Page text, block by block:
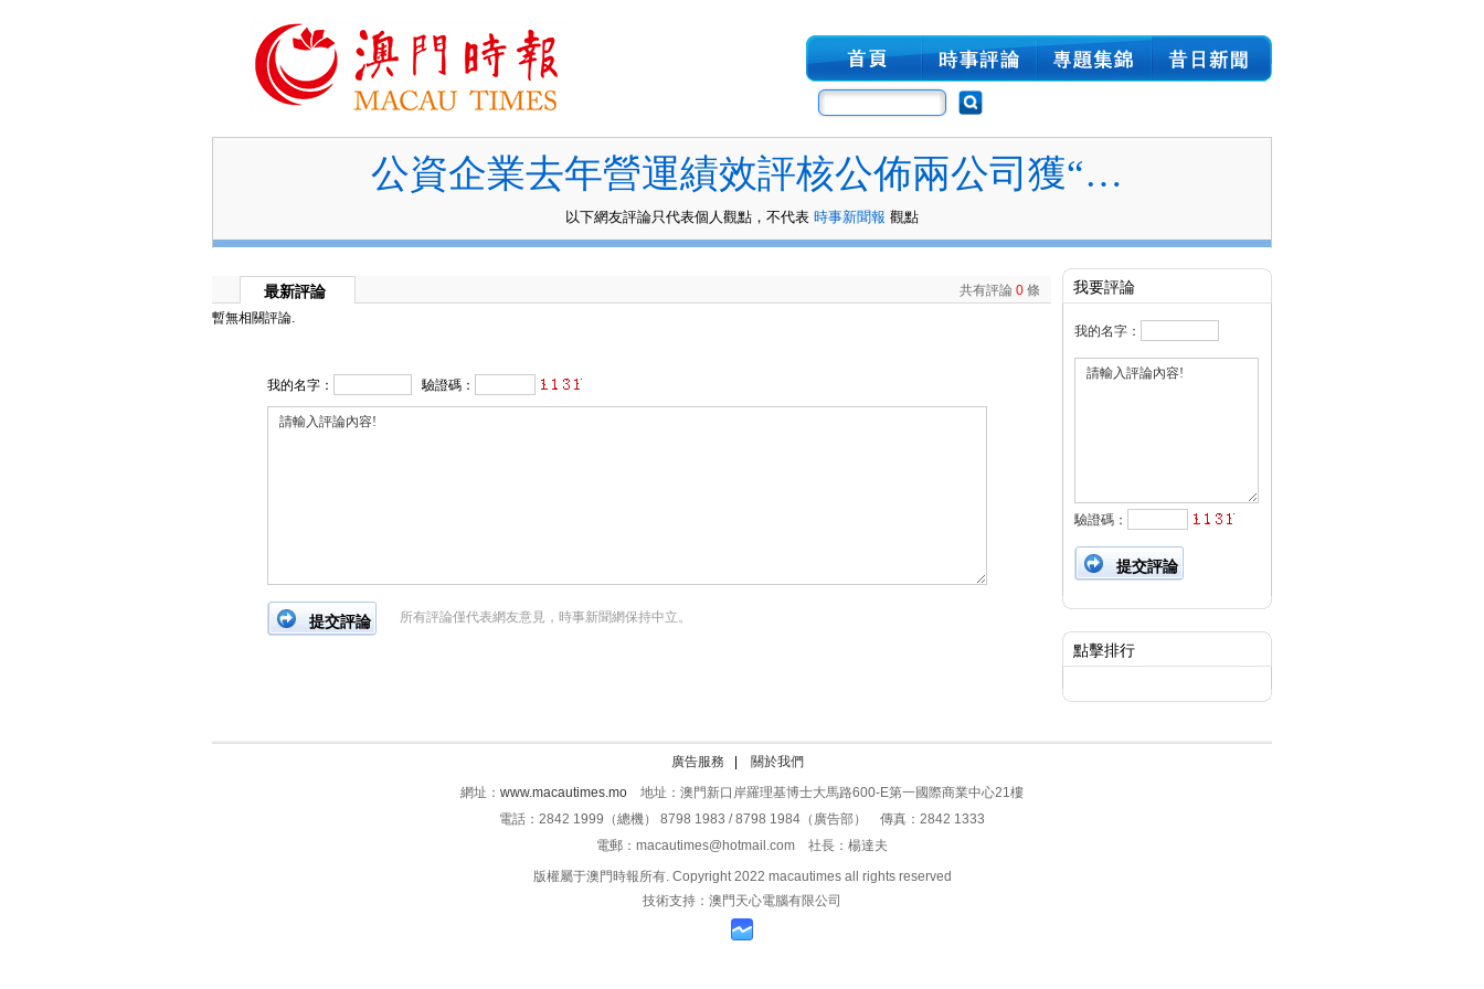
公資企業去年營運績效評核公佈兩公司獲“…
以下網友評論只代表個人觀點，不代表 時事新聞報 觀點
最新評論 共有評論 0 條
暫無相關評論.
我的名字： 驗證碼：
所有評論僅代表網友意見，時事新聞網保持中立。
我要評論
我的名字：
驗證碼：
點擊排行
廣告服務
關於我們
網址： www.macautimes.mo 地址：澳門新口岸羅理基博士大馬路600-E第一國際商業中心21樓
電話：2842 1999（總機） 8798 1983 / 8798 1984（廣告部） 傳真：2842 1333
電郵：macautimes@hotmail.com 社長：楊達夫
版權屬于澳門時報所有. Copyright 2022 macautimes all rights reserved
技術支持：澳門天心電腦有限公司